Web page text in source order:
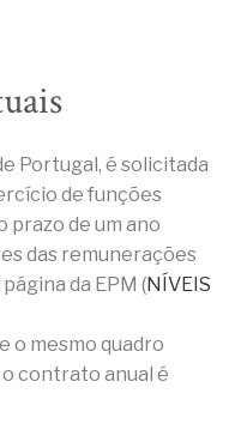
Portugal, é solicitada
de funções
prazo de um ano
das remunerações
da EPM (NÍVEIS
o mesmo quadro
contrato anual é